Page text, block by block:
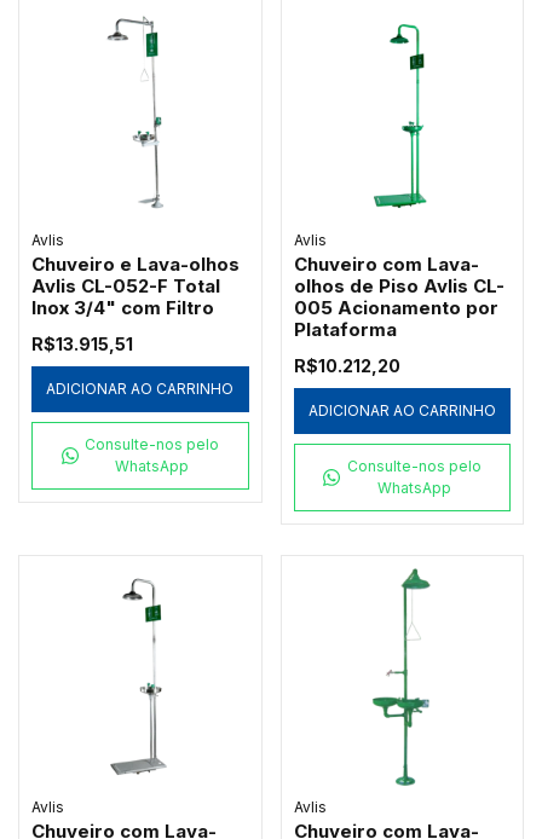
Avlis
Chuveiro e Lava-olhos
Avlis CL-052-F Total
Inox 3/4" com Filtro
R$13.915,51
ADICIONAR AO CARRINHO
Consulte-nos pelo
WhatsApp
Avlis
Chuveiro com Lava-
olhos de Piso Avlis CL-
005 Acionamento por
Plataforma
R$10.212,20
ADICIONAR AO CARRINHO
Consulte-nos pelo
WhatsApp
Avlis
Chuveiro com Lava-
Avlis
Chuveiro com Lava-